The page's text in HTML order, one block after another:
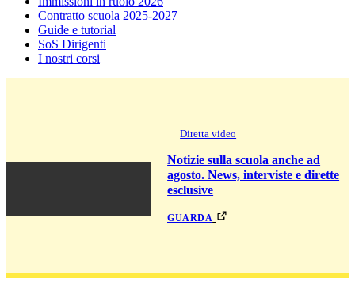
Contratto scuola 2025-2027
Guide e tutorial
SoS Dirigenti
I nostri corsi
Diretta video
Notizie sulla scuola anche ad
agosto. News, interviste e dirette
esclusive
guarda